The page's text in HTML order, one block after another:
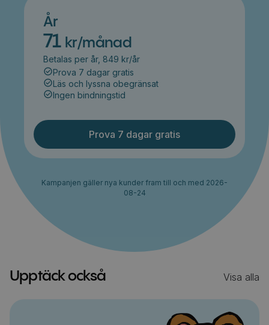
År
71 kr/månad
Betalas per år, 849 kr/år
Prova 7 dagar gratis
Läs och lyssna obegränsat
Ingen bindningstid
Prova 7 dagar gratis
Kampanjen gäller nya kunder fram till och med 2026-
08-24
Upptäck också Visa alla